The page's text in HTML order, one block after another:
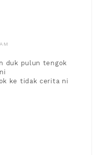
duk pulun tengok
ke tidak cerita ni